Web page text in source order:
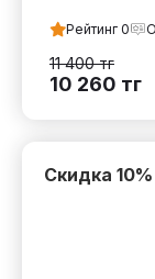
Рейтинг 0
11 400тг
10 260 тг
Скидка 10%